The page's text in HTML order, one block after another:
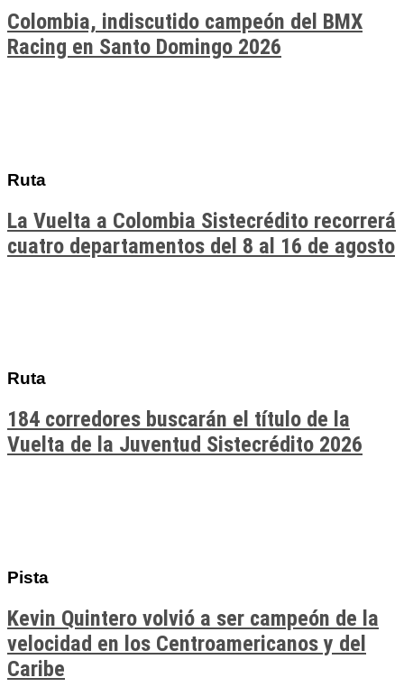
Colombia, indiscutido campeón del BMX
Racing en Santo Domingo 2026
Ruta
La Vuelta a Colombia Sistecrédito recorrerá
cuatro departamentos del 8 al 16 de agosto
Ruta
184 corredores buscarán el título de la
Vuelta de la Juventud Sistecrédito 2026
Pista
Kevin Quintero volvió a ser campeón de la
velocidad en los Centroamericanos y del
Caribe